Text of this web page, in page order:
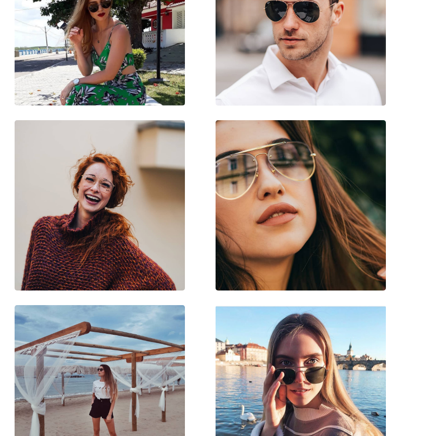
Μήκος σκελετού:
135 mm
Μήκος βραχίονα:
135 mm
Γέφυρα:
14 mm
Βάρος:
165 γρ
Ρυθμιζόμενα μαξιλάρια μύτης:
Ναι
Εύκαμπτη άρθρωση:
Όχι
Αξεσουάρ
Ναι
Ναι
Unisex
Γυαλιά Ηλίου Επώνυμες Μάρκες
Ray-Ban
Χρήση:
Κωδικός Προϊόντος / Μοντέλο:
Διαθέσιμο με συνταγή:
Όχι